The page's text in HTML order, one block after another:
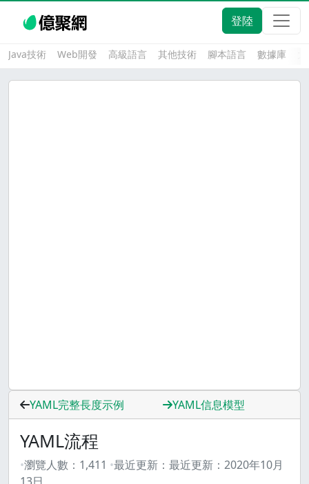
登陸
Java技術 Web開發 高級語言 其他技術 腳本語言 數據庫
YAML完整長度示例 YAML信息模型
YAML流程
瀏覽人數： 1,411 最近更新： 最近更新： 2020年10月